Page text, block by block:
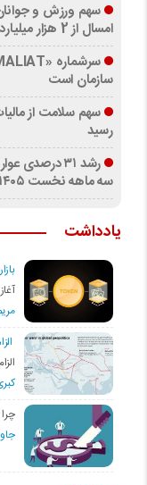
سهم ورزش و
امسال از 2 هزار میلیارد تومان گذشت
سازمان است
رسید
رشد ۳۱
سه ماهه نخست ۱۴۰۵
یادداشت